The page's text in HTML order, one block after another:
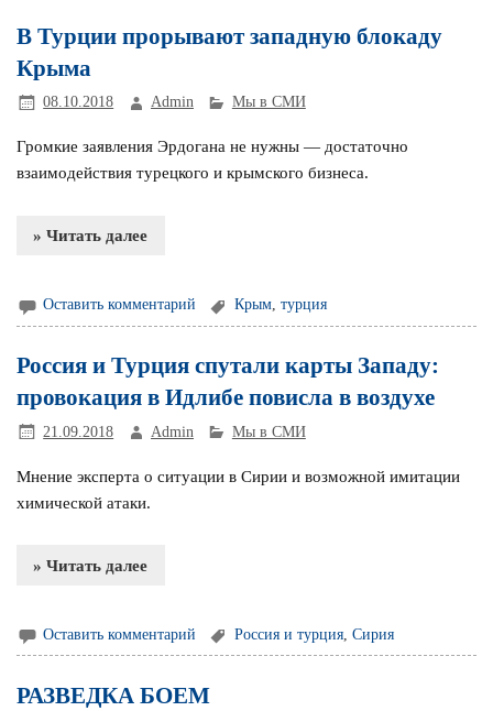
В Турции прорывают западную блокаду
Крыма
08.10.2018 Admin Мы в СМИ
Громкие заявления Эрдогана не нужны — достаточно
взаимодействия турецкого и крымского бизнеса.
» Читать далее
Оставить комментарий Крым,турция
Россия и Турция спутали карты Западу:
провокация в Идлибе повисла в воздухе
21.09.2018 Admin Мы в СМИ
Мнение эксперта о ситуации в Сирии и возможной имитации
химической атаки.
» Читать далее
Оставить комментарий Россия и турция ,Сирия
РАЗВЕДКА БОЕМ